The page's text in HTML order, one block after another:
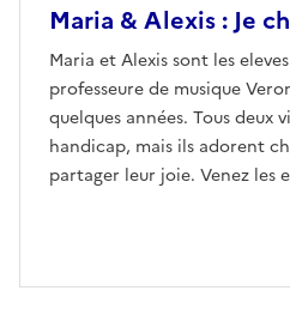
Maria & Alexis : Je
Maria et Alexis sont les
professeure de musique
quelques années. Tous deux
handicap, mais ils adorent
partager leur joie. Venez les